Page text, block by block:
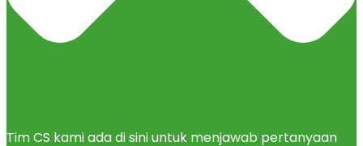
Tim CS kami ada di sini untuk menjawab pertanyaan